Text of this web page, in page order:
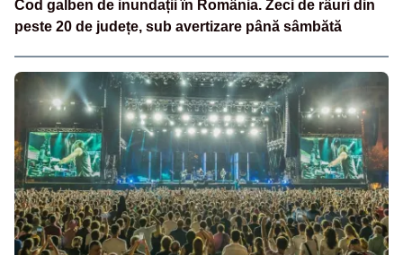
Cod galben de inundații în România. Zeci de râuri din
peste 20 de județe, sub avertizare până sâmbătă